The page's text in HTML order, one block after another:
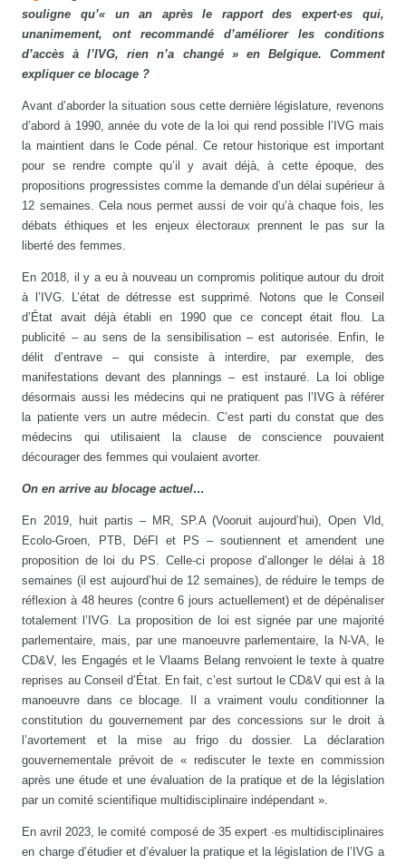
souligne qu’« un an après le rapport des expert·es qui,
unanimement, ont recommandé d’améliorer les conditions
d’accès à l’IVG, rien n’a changé » en Belgique. Comment
expliquer ce blocage ?
Avant d’aborder la situation sous cette dernière législature, revenons
d’abord à 1990, année du vote de la loi qui rend possible l’IVG mais
la maintient dans le Code pénal. Ce retour historique est important
pour se rendre compte qu’il y avait déjà, à cette époque, des
propositions progressistes comme la demande d’un délai supérieur à
12 semaines. Cela nous permet aussi de voir qu’à chaque fois, les
débats éthiques et les enjeux électoraux prennent le pas sur la
liberté des femmes.
En 2018, il y a eu à nouveau un compromis politique autour du droit
à l’IVG. L’état de détresse est supprimé. Notons que le Conseil
d’État avait déjà établi en 1990 que ce concept était flou. La
publicité – au sens de la sensibilisation – est autorisée. Enfin, le
délit d’entrave – qui consiste à interdire, par exemple, des
manifestations devant des plannings – est instauré. La loi oblige
désormais aussi les médecins qui ne pratiquent pas l’IVG à référer
la patiente vers un autre médecin. C’est parti du constat que des
médecins qui utilisaient la clause de conscience pouvaient
décourager des femmes qui voulaient avorter.
On en arrive au blocage actuel…
En 2019, huit partis – MR, SP.A (Vooruit aujourd’hui), Open Vld,
Ecolo-Groen, PTB, DéFI et PS – soutiennent et amendent une
proposition de loi du PS. Celle-ci propose d’allonger le délai à 18
semaines (il est aujourd’hui de 12 semaines), de réduire le temps de
réflexion à 48 heures (contre 6 jours actuellement) et de dépénaliser
totalement l’IVG. La proposition de loi est signée par une majorité
parlementaire, mais, par une manoeuvre parlementaire, la N-VA, le
CD&V, les Engagés et le Vlaams Belang renvoient le texte à quatre
reprises au Conseil d’État. En fait, c’est surtout le CD&V qui est à la
manoeuvre dans ce blocage. Il a vraiment voulu conditionner la
constitution du gouvernement par des concessions sur le droit à
l’avortement et la mise au frigo du dossier. La déclaration
gouvernementale prévoit de « rediscuter le texte en commission
après une étude et une évaluation de la pratique et de la législation
par un comité scientifique multidisciplinaire indépendant ».
En avril 2023, le comité composé de 35 expert ·es multidisciplinaires
en charge d’étudier et d’évaluer la pratique et la législation de l’IVG a